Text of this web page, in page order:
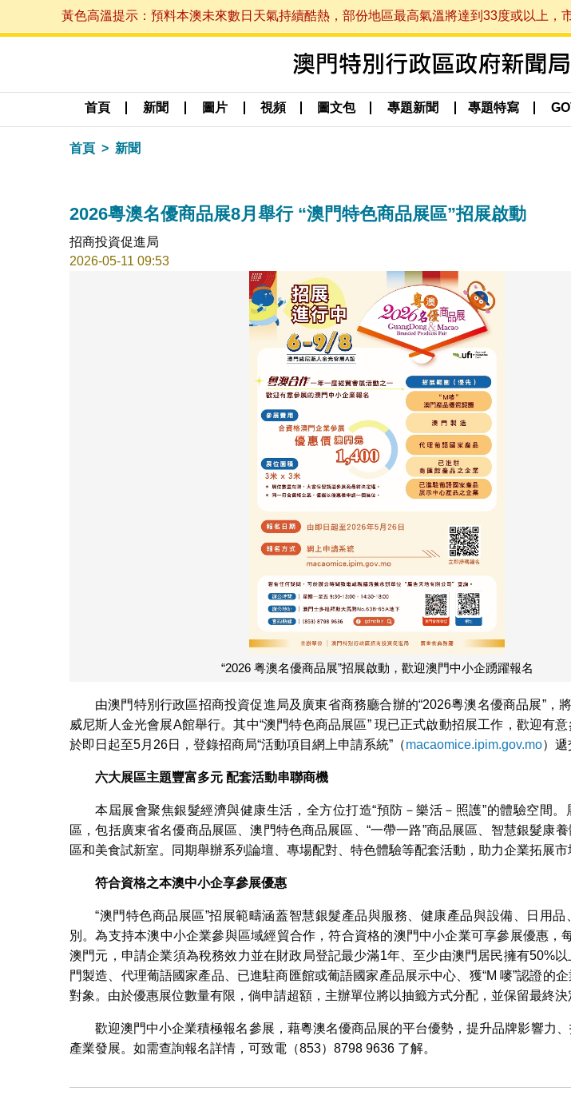
黃色高溫提示：預料本澳未來數日天氣持續酷熱，部份地區最高氣溫將達到33度或以上
首頁 新聞 圖片 視頻 圖文包 專題新聞 專題特寫
首頁 新聞
2026粵澳名優商品展8月舉行 “澳門特色商品展區”招展啟動
招商投資促進局
2026-05-11 09:53
“2026 粤澳名優商品展”招展啟動，歡迎澳門中小企踴躍報名
由澳門特別行政區招商投資促進局及廣東省商務廳合辦的“2026粵澳名優商品展”，
威尼斯人金光會展A館舉行。其中“澳門特色商品展區” 現已正式啟動招展工作，歡迎有
於即日起至5月26日，登錄招商局“活動項目網上申請系統”（macaomice.ipim.gov.mo）遞
六大展區主題豐富多元 配套活動串聯商機
本屆展會聚焦銀髮經濟與健康生活，全方位打造“預防－樂活－照護”的體驗空間
區，包括廣東省名優商品展區、澳門特色商品展區、“一帶一路”商品展區、智慧銀髮康
區和美食試新室。同期舉辦系列論壇、專場配對、特色體驗等配套活動，助力企業拓展市
符合資格之本澳中小企享參展優惠
“澳門特色商品展區”招展範疇涵蓋智慧銀髮產品與服務、健康產品與設備、日用
別。為支持本澳中小企業參與區域經貿合作，符合資格的澳門中小企業可享參展優惠，
澳門元，申請企業須為稅務效力並在財政局登記最少滿1年、至少由澳門居民擁有50%
門製造、代理葡語國家產品、已進駐商匯館或葡語國家產品展示中心、獲“M 嘜”認證的
對象。由於優惠展位數量有限，倘申請超額，主辦單位將以抽籤方式分配，並保留最終決
歡迎澳門中小企業積極報名參展，藉粵澳名優商品展的平台優勢，提升品牌影響力
產業發展。如需查詢報名詳情，可致電（853）8798 9636 了解。